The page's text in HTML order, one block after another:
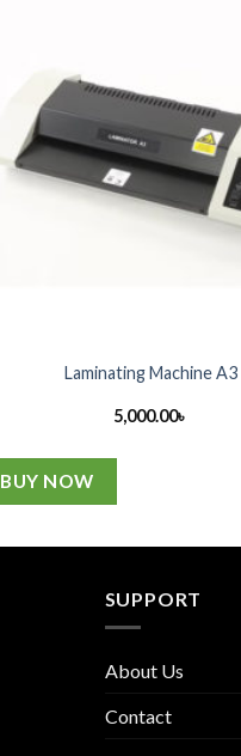
Laminating Machine A3
5,000.00৳
BUY NOW
SUPPORT
About Us
Contact